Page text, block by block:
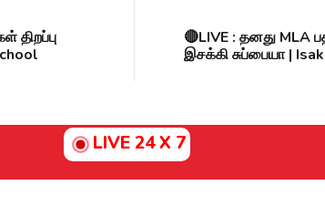
திறப்பு
🔴LIVE : தனது MLA
இசக்கி சுப்பையா |
LIVE 24 X 7